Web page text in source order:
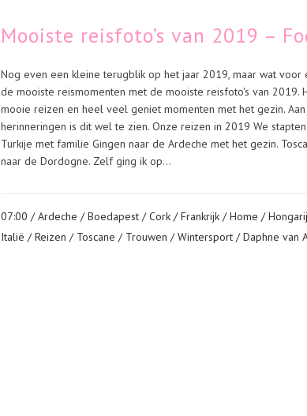
Mooiste reisfoto’s van 2019 –
Nog even een kleine terugblik op het jaar 2019, maar wat voor
de mooiste reismomenten met de mooiste reisfoto's van 2019.
mooie reizen en heel veel geniet momenten met het gezin.
herinneringen is dit wel te zien. Onze reizen in 2019 We
Turkije met familie Gingen naar de Ardeche met het gezin.
naar de Dordogne. Zelf ging ik op...
07:00 /Ardeche /Boedapest /Cork /Frankrijk /Home /
Italië /Reizen / Toscane / Trouwen /Wintersport / Daphne van